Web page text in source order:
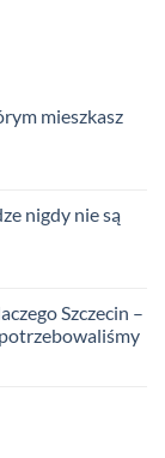
mieszkasz
nigdy nie są
Szczecin –